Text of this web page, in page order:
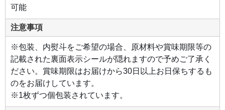
可能
注意事項
※包装、内熨斗をご希望の場合、原材料や賞味期限等の
記載された裏面表示シールが隠れますので予めご了承く
ださい。賞味期限はお届けから30日以上お日保ちするも
のをお届けしています。
※1枚ずつ個包装されています。